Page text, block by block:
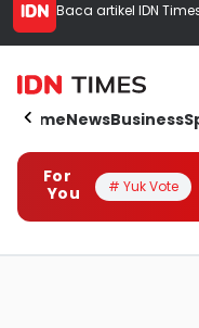
Baca artikel IDN
HomeNewsBusiness
For
You
# Yuk Vote